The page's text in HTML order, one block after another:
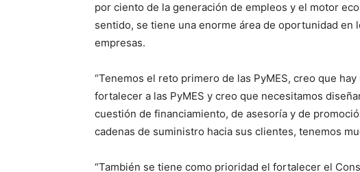
por ciento de la generación de empleos y el motor
sentido, se tiene una enorme área de oportunidad en
empresas.
“Tenemos el reto primero de las PyMES, creo que
fortalecer a las PyMES y creo que necesitamos
cuestión de financiamiento, de asesoría y de
cadenas de suministro hacia sus clientes, tenemos
“También se tiene como prioridad el fortalecer el